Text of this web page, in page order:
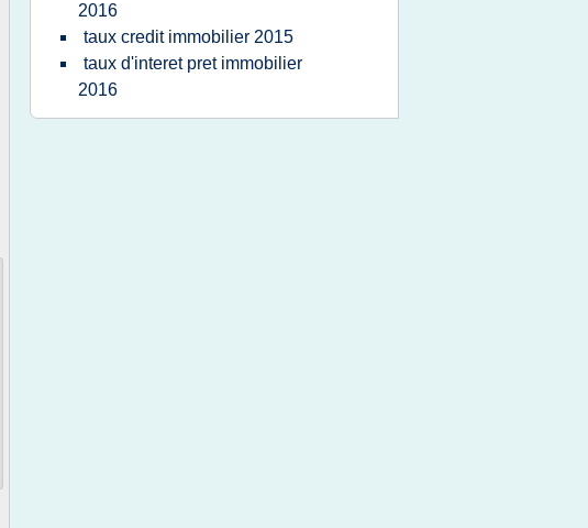
2016
taux credit immobilier 2015
taux d'interet pret immobilier
2016